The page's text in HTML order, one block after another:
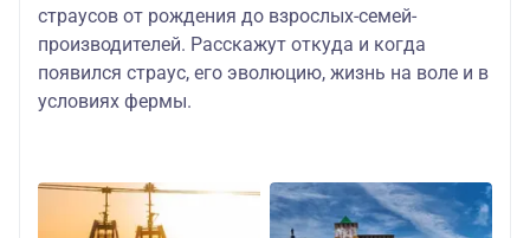
страусов от рождения до взрослых-семей-
производителей. Расскажут откуда и когда
появился страус, его эволюцию, жизнь на воле и в
условиях фермы.